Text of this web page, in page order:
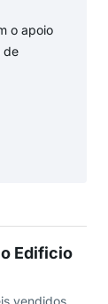
o apoio
de
Edificio
vendidos